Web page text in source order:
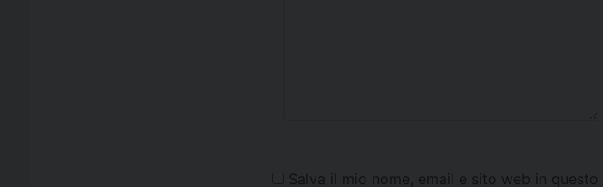
Salva il mio nome, email e sito web in